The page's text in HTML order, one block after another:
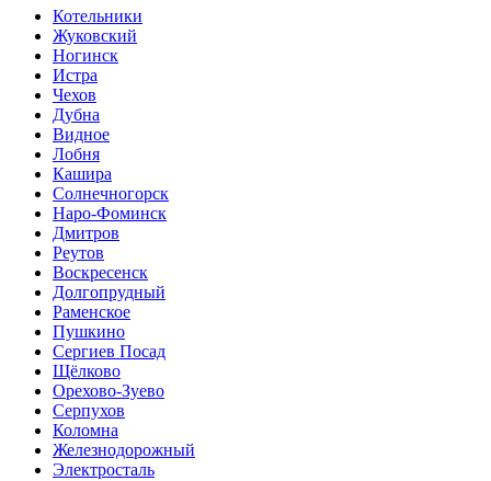
Котельники
Жуковский
Ногинск
Истра
Чехов
Дубна
Видное
Лобня
Кашира
Солнечногорск
Наро-Фоминск
Дмитров
Реутов
Воскресенск
Долгопрудный
Раменское
Пушкино
Сергиев Посад
Щёлково
Орехово-Зуево
Серпухов
Коломна
Железнодорожный
Электросталь